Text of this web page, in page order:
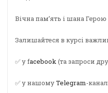
Вічна пам’ять і шана Герою
Залишайтеся в курсі
✅ у facebook(та запроси
✅ у нашомуTelegram-